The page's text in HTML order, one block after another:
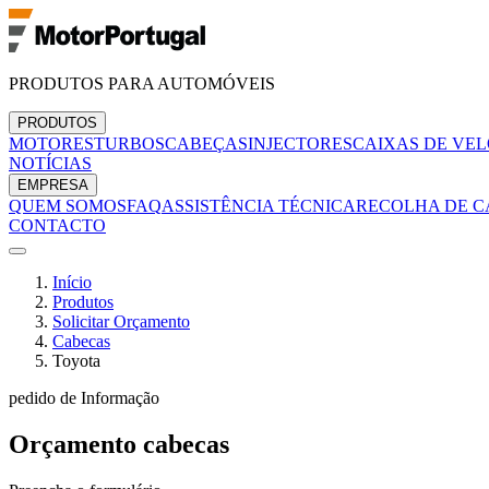
PRODUTOS PARA AUTOMÓVEIS
PRODUTOS
MOTORESTURBOSCABEÇASINJECTORESCAIXAS DE
NOTÍCIAS
EMPRESA
QUEM SOMOSFAQASSISTÊNCIA TÉCNICARECOLHA DE
CONTACTO
Início
Produtos
Solicitar Orçamento
Cabecas
Toyota
pedido de Informação
Orçamento cabecas